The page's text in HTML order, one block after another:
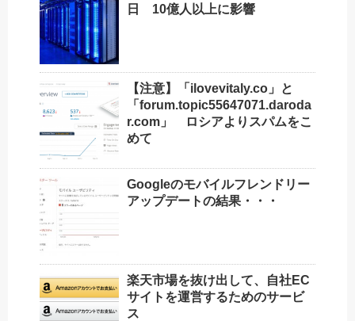
日 10億人以上に影響
【注意】「ilovevitaly.co」と
「forum.topic55647071.daroda
r.com」 ロシアよりスパムをこ
めて
Googleのモバイルフレンドリー
アップデートの結果・・・
楽天市場を抜け出して、自社EC
サイトを運営するためのサービ
ス